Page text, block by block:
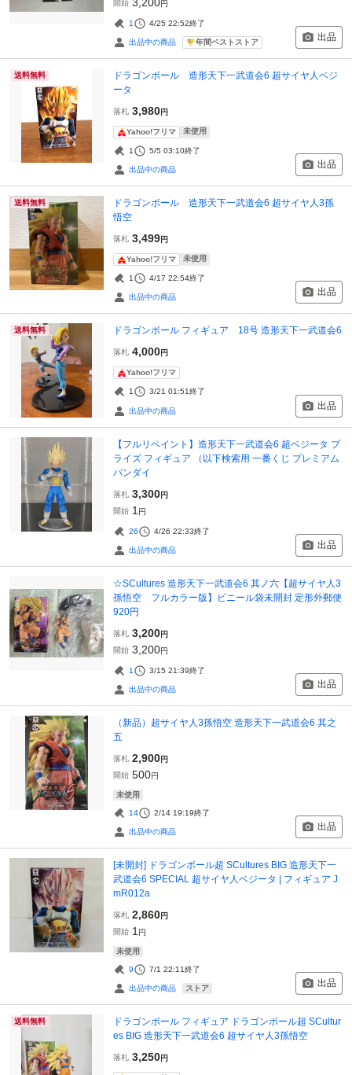
開始
円
1 4/25 22:52終了
出品中の商品 年間ベストストア 出品
送料無料
ドラゴンボール 造形天下一武道会6 超サイヤ人ベジ
ータ
落札 3,980円
Yahoo!フリマ 未使用
1 5/5 03:10終了
出品中の商品 出品
送料無料
ドラゴンボール 造形天下一武道会6 超サイヤ人3孫
悟空
落札 3,499円
Yahoo!フリマ 未使用
1 4/17 22:54終了
出品中の商品 出品
送料無料 ドラゴンボール フィギュア 18号 造形天下一武道会6
落札 4,000円
Yahoo!フリマ
1 3/21 01:51終了
出品中の商品 出品
【フルリペイント】造形天下一武道会6 超ベジータ プ
ライズ フィギュア （以下検索用 一番くじ プレミアム
バンダイ
落札 3,300円
開始 1 円
26 4/26 22:33終了
出品中の商品 出品
☆SCultures 造形天下一武道会6 其ノ六【超サイヤ人3
孫悟空 フルカラー版】ビニール袋未開封 定形外郵便
920円
落札 3,200円
開始 3,200円
1 3/15 21:39終了
出品中の商品 出品
（新品）超サイヤ人3孫悟空 造形天下一武道会6 其之
五
落札 2,900円
開始 500円
未使用
14 2/14 19:19終了
出品中の商品 出品
[未開封] ドラゴンボール超 SCultures BIG 造形天下一
武道会6 SPECIAL 超サイヤ人ベジータ | フィギュア J
mR012a
落札 2,860円
開始 1 円
未使用
9 7/1 22:11終了
出品中の商品 ストア 出品
送料無料
ドラゴンボール フィギュア ドラゴンボール超 SCultur
es BIG 造形天下一武道会6 超サイヤ人3孫悟空
落札 3,250円